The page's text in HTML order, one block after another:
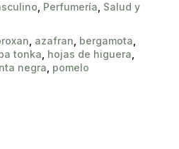
Perfumería Salud y
azafran bergamota
tonka hojas de higuera
negra pomelo